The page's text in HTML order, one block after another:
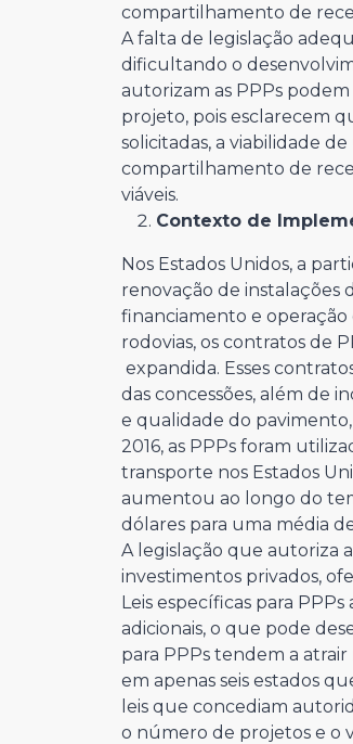
compartilhamento de
A falta de legislação
dificultando o
autorizam as PPPs
projeto, pois esclarecem
solicitadas, a viabilidade
compartilhamento de
viáveis.
Contexto de
Nos Estados Unidos, a
renovação de instalações
financiamento e operação
rodovias, os contratos de
expandida. Esses
das concessões, além de
e qualidade do
2016, as PPPs foram
transporte nos Estados
aumentou ao longo do
dólares para uma média
A legislação que autoriza
investimentos privados,
Leis específicas para
adicionais, o que pode
para PPPs tendem a
em apenas seis estados
leis que concediam
o número de projetos e o